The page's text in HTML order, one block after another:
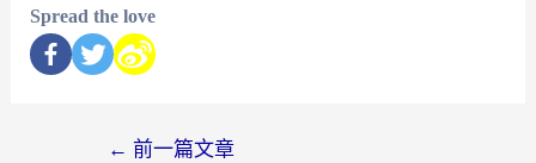
Spread the love
← 前一篇文章